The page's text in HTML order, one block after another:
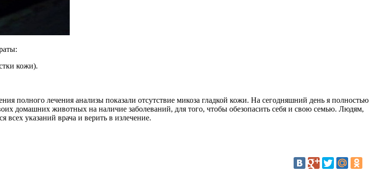
кожи).
полного лечения анализы показали отсутствие микоза гладкой кожи. На сегодняшний день я полностью
домашних животных на наличие заболеваний, для того, чтобы обезопасить себя и свою семью. Людям,
всех указаний врача и верить в излечение.